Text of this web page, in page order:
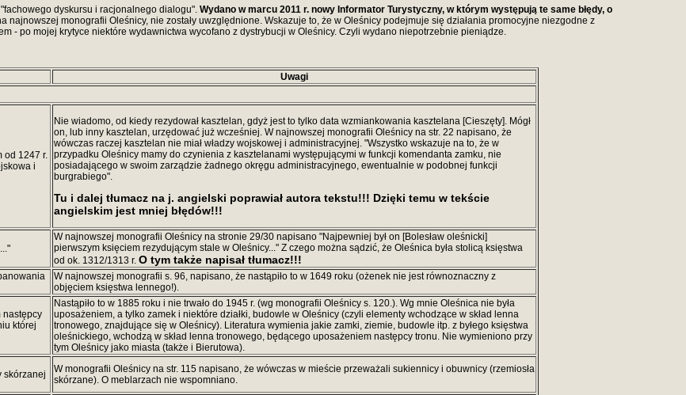
dyskursu i racjonalnego dialogu". Wydano w marcu 2011 r. nowy Informator Turystyczny, w którym występują te same błędy, o
najnowszej monografii Oleśnicy, nie zostały uwzględnione. Wskazuje to, że w Oleśnicy podejmuje się działania promocyjne niezgodne z
- po mojej krytyce niektóre wydawnictwa wycofano z dystrybucji w Oleśnicy. Czyli wydano niepotrzebnie pieniądze.
Uwagi
od 1247 r.
i
Nie wiadomo, od kiedy rezydował kasztelan, gdyż jest to tylko data wzmiankowania kasztelana [Cieszęty]. Mógł
on, lub inny kasztelan, urzędować już wcześniej. W najnowszej monografii Oleśnicy na str. 22 napisano, że
wówczas raczej kasztelan nie miał władzy wojskowej i administracyjnej. "Wszystko wskazuje na to, że w
przypadku Oleśnicy mamy do czynienia z kasztelanami występującymi w funkcji komendanta zamku, nie
posiadającego w swoim zarządzie żadnego okręgu administracyjnego, ewentualnie w podobnej funkcji
burgrabiego".
Tu i dalej tłumacz na j. angielski poprawiał autora tekstu!!! Dzięki temu w tekście
angielskim jest mniej błędów!!!
W najnowszej monografii Oleśnicy na stronie 29/30 napisano "Najpewniej był on [Bolesław oleśnicki]
pierwszym księciem rezydującym stale w Oleśnicy..." Z czego można sądzić, że Oleśnica była stolicą księstwa
od ok. 1312/1313 r. O tym także napisał tłumacz!!!
W najnowszej monografii s. 96, napisano, że nastąpiło to w 1649 roku (ożenek nie jest równoznaczny z
objęciem księstwa lennego!).
następcy
której
Nastąpiło to w 1885 roku i nie trwało do 1945 r. (wg monografii Oleśnicy s. 120.). Wg mnie Oleśnica nie była
uposażeniem, a tylko zamek i niektóre działki, budowle w Oleśnicy (czyli elementy wchodzące w skład lenna
tronowego, znajdujące się w Oleśnicy). Literatura wymienia jakie zamki, ziemie, budowle itp. z byłego księstwa
oleśnickiego, wchodzą w skład lenna tronowego, będącego uposażeniem następcy tronu. Nie wymieniono przy
tym Oleśnicy jako miasta (także i Bierutowa).
skórzanej
W monografii Oleśnicy na str. 115 napisano, że wówczas w mieście przeważali sukiennicy i obuwnicy (rzemiosła
skórzane). O meblarzach nie wspomniano.